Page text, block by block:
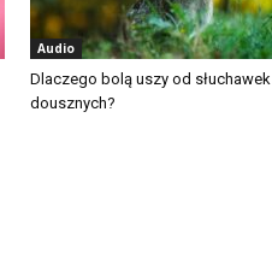
Audio
Dlaczego bolą uszy od słuchawek
dousznych?